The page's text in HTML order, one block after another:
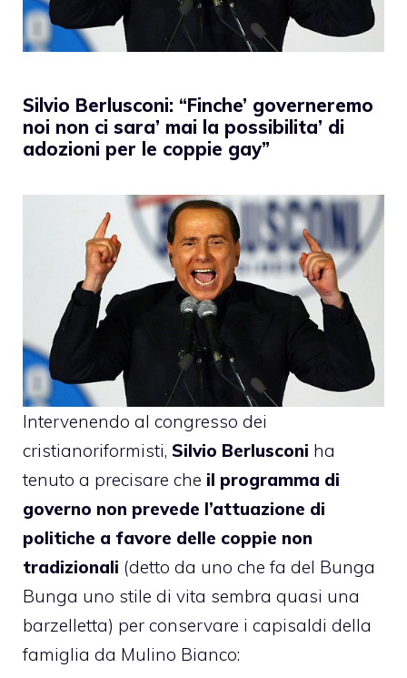
Silvio Berlusconi: “Finche’ governeremo
noi non ci sara’ mai la possibilita’ di
adozioni per le coppie gay”
Intervenendo al congresso dei
cristianoriformisti, Silvio Berlusconi ha
tenuto a precisare che il programma di
governo non prevede l’attuazione di
politiche a favore delle coppie non
tradizionali (detto da uno che fa del Bunga
Bunga uno stile di vita sembra quasi una
barzelletta) per conservare i capisaldi della
famiglia da Mulino Bianco: